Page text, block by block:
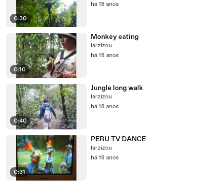
0:30
há 18 anos
0:10
Monkey eating
larzizou
há 18 anos
0:40
Jungle long walk
larzizou
há 18 anos
0:31
PERU TV DANCE
larzizou
há 18 anos